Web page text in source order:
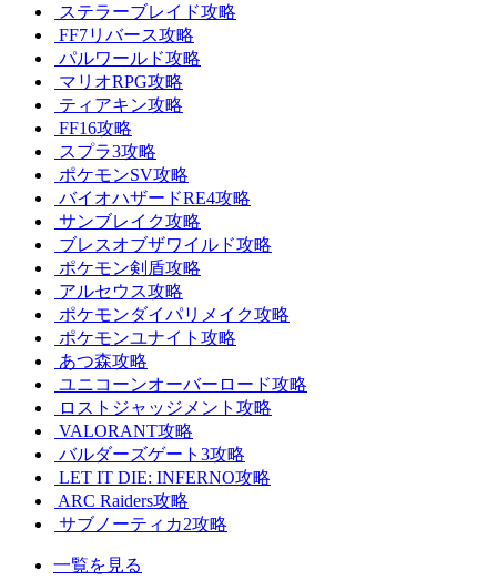
ステラーブレイド攻略
FF7リバース攻略
パルワールド攻略
マリオRPG攻略
ティアキン攻略
FF16攻略
スプラ3攻略
ポケモンSV攻略
バイオハザードRE4攻略
サンブレイク攻略
ブレスオブザワイルド攻略
ポケモン剣盾攻略
アルセウス攻略
ポケモンダイパリメイク攻略
ポケモンユナイト攻略
あつ森攻略
ユニコーンオーバーロード攻略
ロストジャッジメント攻略
VALORANT攻略
バルダーズゲート3攻略
LET IT DIE: INFERNO攻略
ARC Raiders攻略
サブノーティカ2攻略
一覧を見る